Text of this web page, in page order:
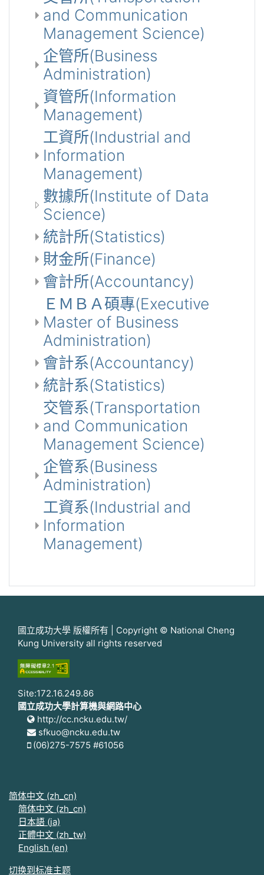
and Communication
Management Science)
企管所(Business
Administration)
資管所(Information
Management)
工資所(Industrial and
Information
Management)
數據所(Institute of Data
Science)
統計所(Statistics)
財金所(Finance)
會計所(Accountancy)
ＥＭＢＡ碩專(Executive
Master of Business
Administration)
會計系(Accountancy)
統計系(Statistics)
交管系(Transportation
and Communication
Management Science)
企管系(Business
Administration)
工資系(Industrial and
Information
Management)
國立成功大學 版權所有 | Copyright © National Cheng
Kung University all rights reserved
Site:172.16.249.86
國立成功大學計算機與網路中心
http://cc.ncku.edu.tw/
sfkuo@ncku.edu.tw
(06)275-7575 #61056
简体中文 ‎(zh_cn)‎
简体中文 ‎(zh_cn)‎
日本語 ‎(ja)‎
正體中文 ‎(zh_tw)‎
English ‎(en)‎
切换到标准主题